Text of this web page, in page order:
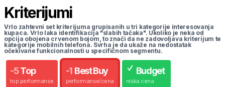
Kriterijumi
Vrlo zahtevni set kriterijuma grupisanih u tri kategorije interesovanja
kupaca. Vrlo laka identifikacija "slabih tačaka". Ukoliko je neka od
opcija obojena crvenom bojom, to znači da ne zadovoljava kriterijum te
kategorije mobilnih telefona. Svrha je da ukaže na nedostatak
očekivane funkcionalnosti u specifičnom segmentu.
-5 Top
top performanse
-1 Best Buy
performanse/cena
Budget
niska cena